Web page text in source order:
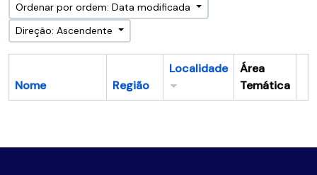
Ordenar por ordem: Data modificada
Direção: Ascendente
Nome Região
Localidade
Área
Temática